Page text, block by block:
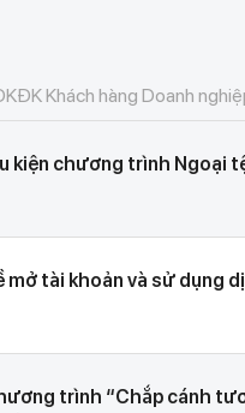
Khách hàng Doanh
kiện chương trình Ngoại
mở tài khoản và sử dụng
trình “Chắp cánh